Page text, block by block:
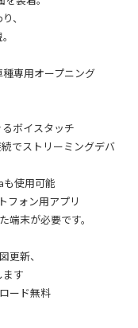
、
専用オープニング
ボイスタッチ
でストリーミングデバ
も使用可能
フォン用アプリ
末が必要です。
更新、
す
ード無料